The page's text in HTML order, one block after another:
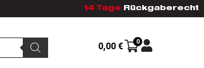
14 Tage Rückgaberecht
0,00 € 0